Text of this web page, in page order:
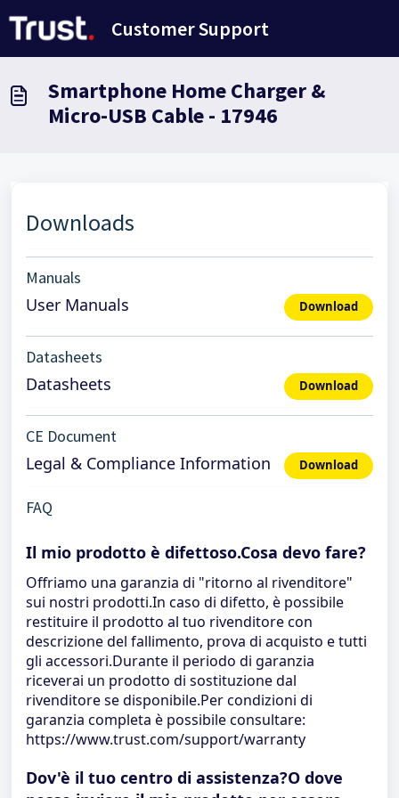
Customer Support
Smartphone Home Charger &
Micro-USB Cable - 17946
Downloads
Manuals
User Manuals Download
Datasheets
Datasheets Download
CE Document
Legal & Compliance Information Download
FAQ
Il mio prodotto è difettoso.Cosa devo fare?
Offriamo una garanzia di "ritorno al rivenditore"
sui nostri prodotti.In caso di difetto, è possibile
restituire il prodotto al tuo rivenditore con
descrizione del fallimento, prova di acquisto e tutti
gli accessori.Durante il periodo di garanzia
riceverai un prodotto di sostituzione dal
rivenditore se disponibile.Per condizioni di
garanzia completa è possibile consultare:
https://www.trust.com/support/warranty
Dov'è il tuo centro di assistenza?O dove